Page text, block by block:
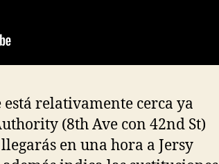
está relativamente cerca ya
(8th Ave con 42nd St)
en una hora a Jersy